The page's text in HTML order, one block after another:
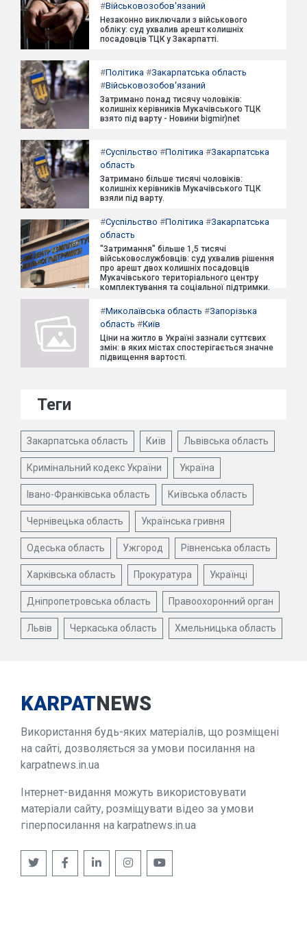
#Військовозобов'язаний
Незаконно виключали з військового
обліку: суд ухвалив арешт колишніх
посадовців ТЦК у Закарпатті.
#Політика #Закарпатська область
#Військовозобов'язаний
Затримано понад тисячу чоловіків:
колишніх керівників Мукачівського ТЦК
взято під варту - Новини bigmir)net
#Суспільство #Політика #Закарпатська
область
Затримано більше тисячі чоловіків:
колишніх керівників Мукачівського ТЦК
взяли під варту.
#Суспільство #Політика #Закарпатська
область
"Затримання" більше 1,5 тисячі
військовослужбовців: суд ухвалив рішення
про арешт двох колишніх посадовців
Мукачівського територіального центру
комплектування та соціальної підтримки.
#Миколаївська область #Запорізька
область #Київ
Ціни на житло в Україні зазнали суттєвих
змін: в яких містах спостерігається значне
підвищення вартості.
Теги
Закарпатська область Київ Львівська область
Кримінальний кодекс України Україна
Івано-Франківська область Київська область
Чернівецька область Українська гривня
Одеська область Ужгород Рівненська область
Харківська область Прокуратура Українці
Дніпропетровська область Правоохоронний орган
Львів Черкаська область Хмельницька область
KARPATNEWS
Використання будь-яких матеріалів, що розміщені
на сайті, дозволяється за умови посилання на
karpatnews.in.ua
Інтернет-видання можуть використовувати
матеріали сайту, розміщувати відео за умови
гіперпосилання на karpatnews.in.ua